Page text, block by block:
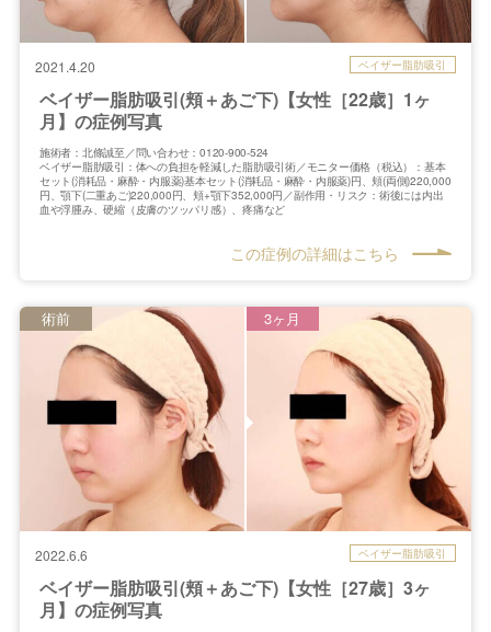
2021.4.20 ベイザー脂肪吸引
ベイザー脂肪吸引(頬＋あご下)【女性［22歳］1ヶ
月】の症例写真
施術者：北條誠至／問い合わせ：0120-900-524
ベイザー脂肪吸引：体への負担を軽減した脂肪吸引術／モニター価格（税込）：基本
セット(消耗品・麻酔・内服薬)基本セット(消耗品・麻酔・内服薬)円、頬(両側)220,000
円、顎下(二重あご)220,000円、頬+顎下352,000円／副作用・リスク：術後には内出
血や浮腫み、硬縮（皮膚のツッパリ感）、疼痛など
この症例の詳細はこちら
2022.6.6 ベイザー脂肪吸引
ベイザー脂肪吸引(頬＋あご下)【女性［27歳］3ヶ
月】の症例写真
術前 3ヶ月